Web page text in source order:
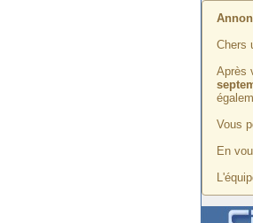
Chers
Après
Vous
En